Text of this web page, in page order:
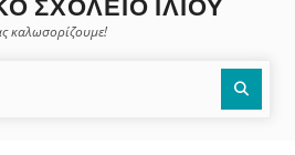
καλωσορίζουμε!